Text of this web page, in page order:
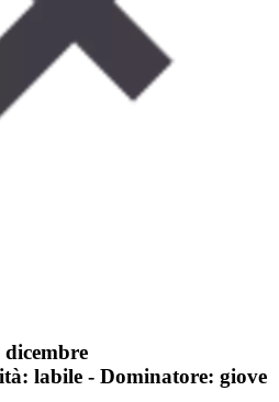
labile - Dominatore: giove